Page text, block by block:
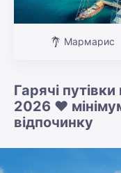
Мармарис
Гарячі
2026 ❤️
відпочинку